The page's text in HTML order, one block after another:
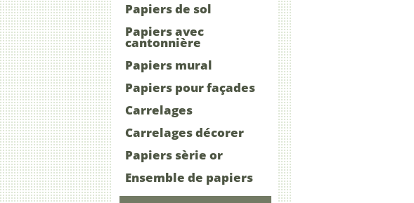
Papiers de sol
Papiers avec
cantonnière
Papiers mural
Papiers pour façades
Carrelages
Carrelages décorer
Papiers sèrie or
Ensemble de papiers